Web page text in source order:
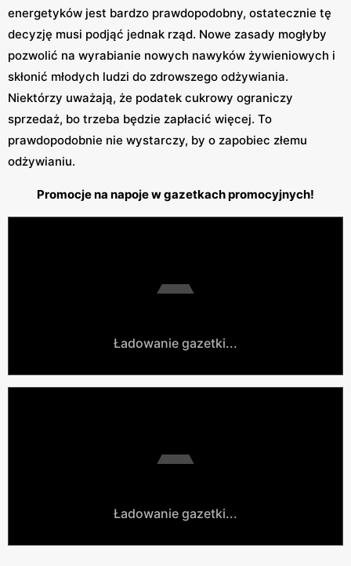
energetyków jest bardzo prawdopodobny, ostatecznie tę
decyzję musi podjąć jednak rząd. Nowe zasady mogłyby
pozwolić na wyrabianie nowych nawyków żywieniowych i
skłonić młodych ludzi do zdrowszego odżywiania.
Niektórzy uważają, że podatek cukrowy ograniczy
sprzedaż, bo trzeba będzie zapłacić więcej. To
prawdopodobnie nie wystarczy, by o zapobiec złemu
odżywianiu.
Promocje na napoje w gazetkach promocyjnych!
Ładowanie gazetki...
Ładowanie gazetki...